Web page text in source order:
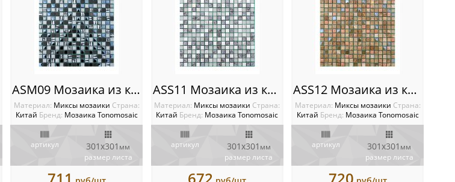
ASM09 Мозаика из камня и стекла
Материал: Миксы мозаики Cтрана:
Китай Бренд: Мозаика Tonomosaic
артикул 301х301 мм
размер листа
ASS11 Мозаика из камня и стекла
Материал: Миксы мозаики Cтрана:
Китай Бренд: Мозаика Tonomosaic
артикул 301х301 мм
размер листа
ASS12 Мозаика из камня и стекла
Материал: Миксы мозаики Cтрана:
Китай Бренд: Мозаика Tonomosaic
артикул 301х301 мм
размер листа